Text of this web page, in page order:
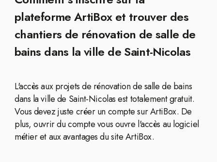
plateforme ArtiBox et trouver des
chantiers de rénovation de salle de
bains dans la ville de Saint-Nicolas
L'accès aux projets de rénovation de salle de bains
dans la ville de Saint-Nicolas est totalement gratuit.
Vous devez juste créer un compte sur ArtiBox. De
plus, ouvrir du compte vous ouvre l'accès au logiciel
métier et aux avantages du site ArtiBox.